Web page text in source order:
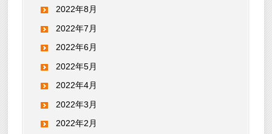
2022年8月
2022年7月
2022年6月
2022年5月
2022年4月
2022年3月
2022年2月